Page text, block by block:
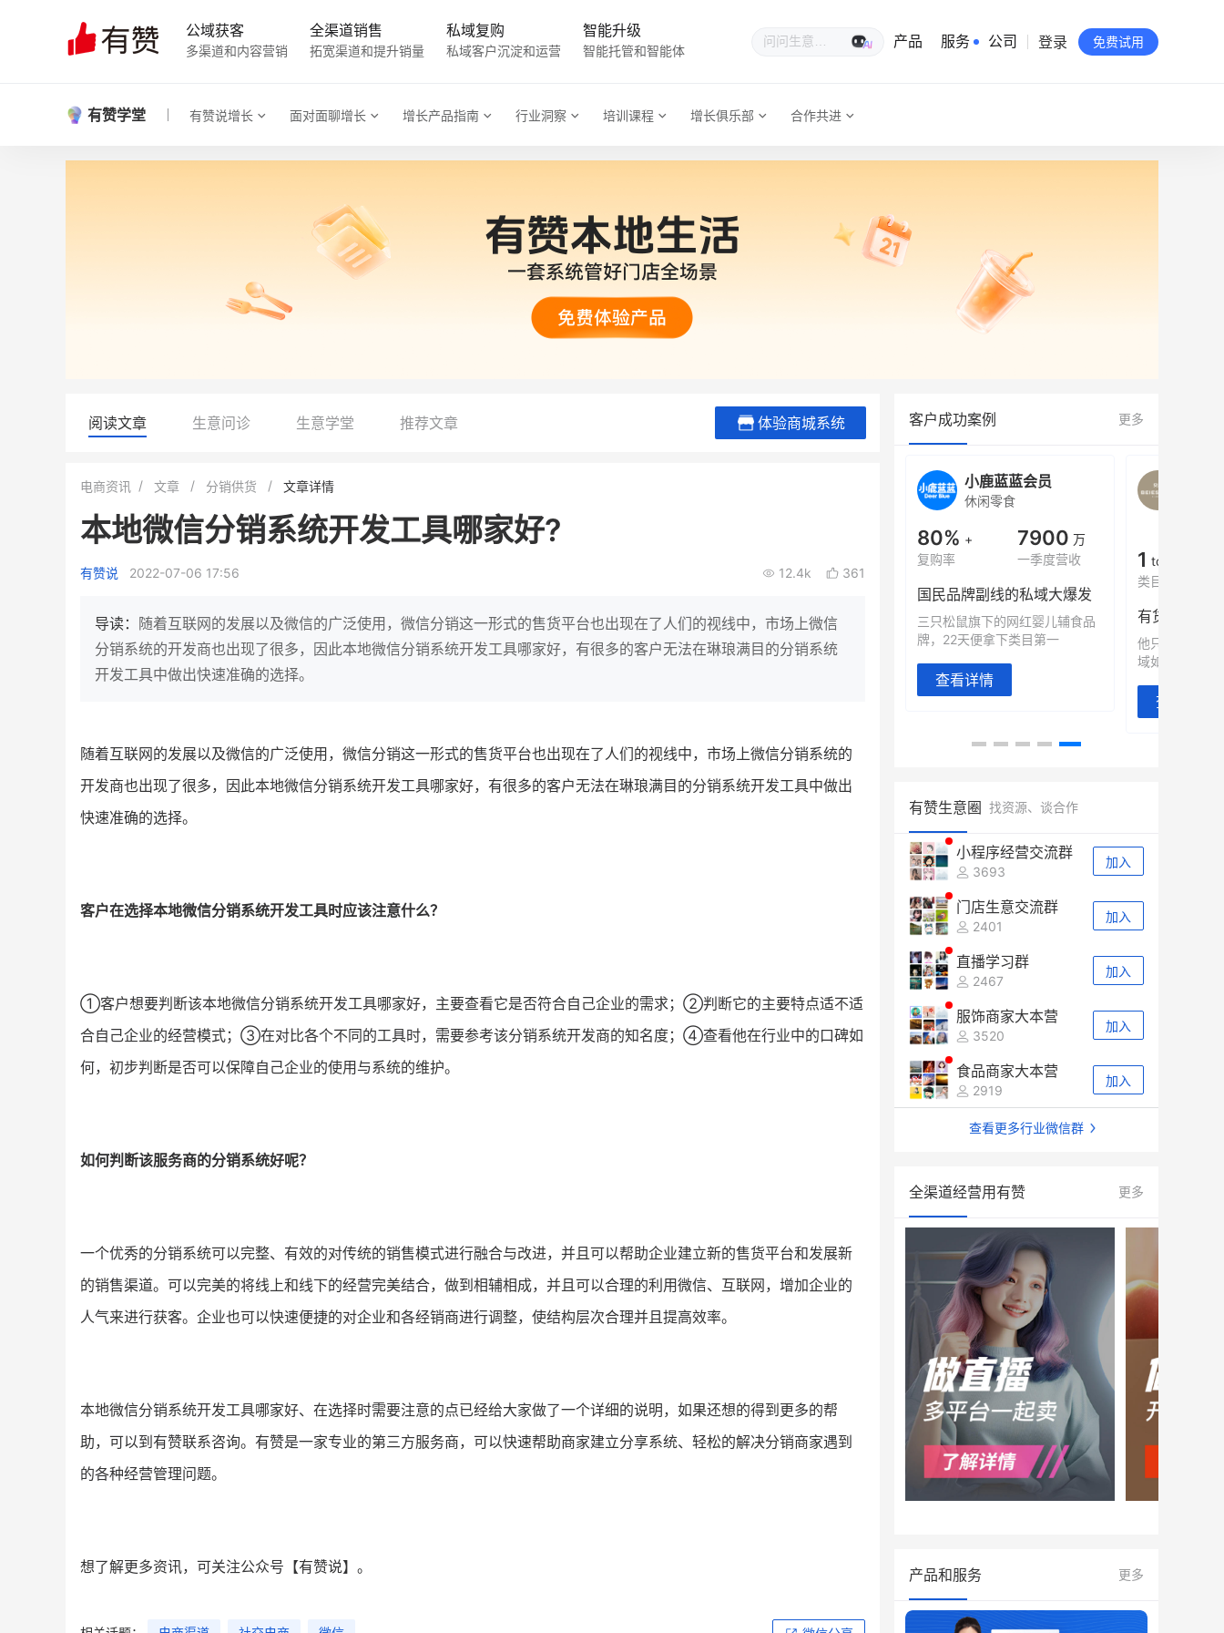
公域获客
多渠道和内容营销
全渠道销售
拓宽渠道和提升销量
私域复购
私域客户沉淀和运营
智能升级
智能托管和智能体
生意专家
产品 服务 公司
有赞公益
站点地图
登录 免费试用
有赞学堂 有赞说增长 面对面聊增长 增长产品指南 行业洞察 培训课程 增长俱乐部 合作共进
阅读文章 生意问诊 生意学堂 推荐文章 体验商城系统
电商资讯 文章 分销供货 文章详情
本地微信分销系统开发工具哪家好?
有赞说 2022-07-06 17:56 12.4k 361
导读： 随着互联网的发展以及微信的广泛使用，微信分销这一形式的售货平台也出现在了人们的视线中，市场上微信
分销系统的开发商也出现了很多，因此本地微信分销系统开发工具哪家好，有很多的客户无法在琳琅满目的分销系统
开发工具中做出快速准确的选择。
随着互联网的发展以及微信的广泛使用，微信分销这一形式的售货平台也出现在了人们的视线中，市场上微信分销系统的
开发商也出现了很多，因此本地微信分销系统开发工具哪家好，有很多的客户无法在琳琅满目的分销系统开发工具中做出
快速准确的选择。
客户在选择本地微信分销系统开发工具时应该注意什么？
①客户想要判断该本地微信分销系统开发工具哪家好，主要查看它是否符合自己企业的需求；②判断它的主要特点适不适
合自己企业的经营模式；③在对比各个不同的工具时，需要参考该分销系统开发商的知名度；④查看他在行业中的口碑如
何，初步判断是否可以保障自己企业的使用与系统的维护。
如何判断该服务商的分销系统好呢？
一个优秀的分销系统可以完整、有效的对传统的销售模式进行融合与改进，并且可以帮助企业建立新的售货平台和发展新
的销售渠道。可以完美的将线上和线下的经营完美结合，做到相辅相成，并且可以合理的利用微信、互联网，增加企业的
人气来进行获客。企业也可以快速便捷的对企业和各经销商进行调整，使结构层次合理并且提高效率。
本地微信分销系统开发工具哪家好、在选择时需要注意的点已经给大家做了一个详细的说明，如果还想的得到更多的帮
助，可以到有赞联系咨询。有赞是一家专业的第三方服务商，可以快速帮助商家建立分享系统、轻松的解决分销商家遇到
的各种经营管理问题。
想了解更多资讯，可关注公众号【有赞说】。
客户成功案例 更多
BEIESTATE贝易品牌
母婴
类目销售额
年度GMV
有货源没流量？母婴馆如何破局
他只用7年做到平台销冠，转战私
域如何破局？
龙贝莱商城
200 万
200 %
这家女装连锁如何借有赞破局新
零售？
查看详情
30 万
IT精英回乡种地，撬动2000万生
意！
私域样本打法！新希望白帝乳业
靠企业微信实现销售额翻 8 倍！
小鹿蓝蓝会员
休闲零食
80% +
复购率
7900 万
一季度营收
国民品牌副线的私域大爆发
三只松鼠旗下的网红婴儿辅食品
牌，22天便拿下类目第一
查看详情
1 top
类目销售额
他只用7年做
域如何破局？
查看详情
有赞生意圈 找资源、谈合作
小程序经营交流群
3693
加入
门店生意交流群
2401
加入
直播学习群
2467
加入
服饰商家大本营
3520
加入
食品商家大本营
2919
加入
查看更多行业微信群
全渠道经营用有赞 更多
产品和服务 更多